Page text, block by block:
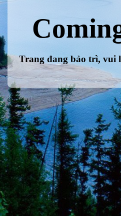
Trang đang bảo trì, vui